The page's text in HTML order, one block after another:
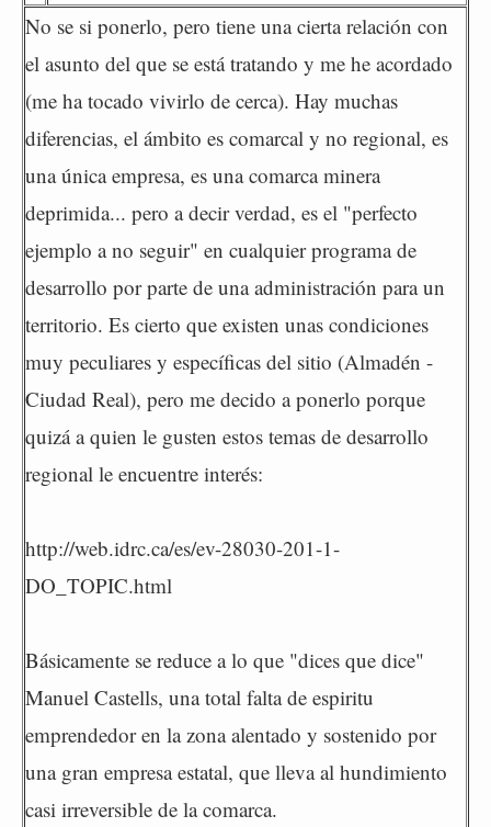
No se si ponerlo, pero tiene una cierta relación con
el asunto del que se está tratando y me he acordado
(me ha tocado vivirlo de cerca). Hay muchas
diferencias, el ámbito es comarcal y no regional, es
una única empresa, es una comarca minera
deprimida... pero a decir verdad, es el "perfecto
ejemplo a no seguir" en cualquier programa de
desarrollo por parte de una administración para un
territorio. Es cierto que existen unas condiciones
muy peculiares y específicas del sitio (Almadén -
Ciudad Real), pero me decido a ponerlo porque
quizá a quien le gusten estos temas de desarrollo
regional le encuentre interés:
http://web.idrc.ca/es/ev-28030-201-1-
DO_TOPIC.html
Básicamente se reduce a lo que "dices que dice"
Manuel Castells, una total falta de espiritu
emprendedor en la zona alentado y sostenido por
una gran empresa estatal, que lleva al hundimiento
casi irreversible de la comarca.